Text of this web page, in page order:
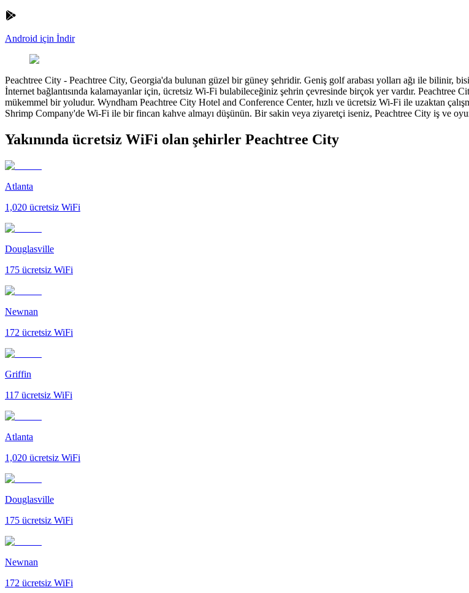
Android için İndir
Peachtree City - Peachtree City, Georgia'da bulunan güzel bir güney şehridir. Geniş golf arabası yolları ağı ile bilinir,
İnternet bağlantısında kalamayanlar için, ücretsiz Wi-Fi bulabileceğiniz şehrin çevresinde birçok yer vardır. Peachtree
mükemmel bir yoludur. Wyndham Peachtree City Hotel and Conference Center, hızlı ve ücretsiz Wi-Fi ile uzaktan
Shrimp Company'de Wi-Fi ile bir fincan kahve almayı düşünün. Bir sakin veya ziyaretçi iseniz, Peachtree City iş ve
Yakınında ücretsiz WiFi olan şehirler Peachtree City
Atlanta
1,020 ücretsiz WiFi
Douglasville
175 ücretsiz WiFi
Newnan
172 ücretsiz WiFi
Griffin
117 ücretsiz WiFi
Atlanta
1,020 ücretsiz WiFi
Douglasville
175 ücretsiz WiFi
Newnan
172 ücretsiz WiFi